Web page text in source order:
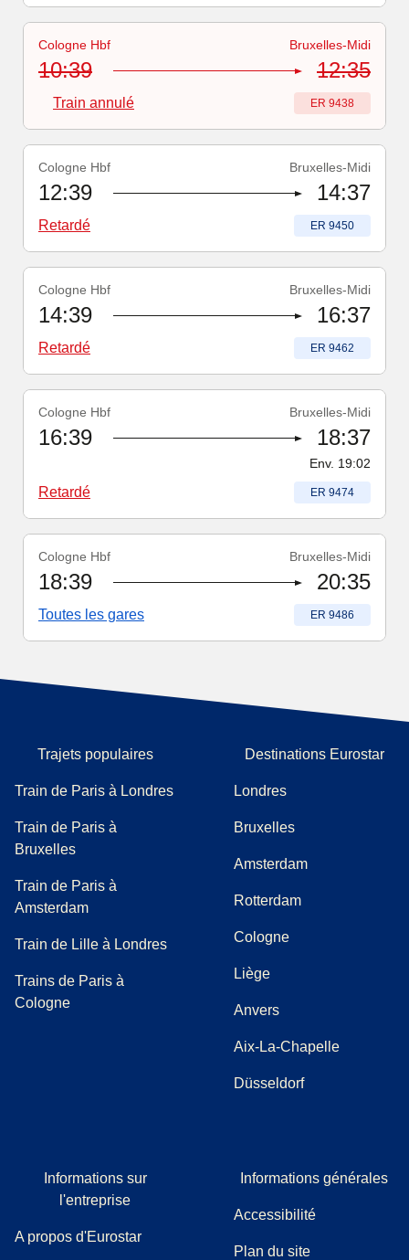
Numéro du train:
Train annulé
Cologne Hbf Bruxelles-Midi
10:39 12:35
Train annulé Numéro du train
ER 9438
Numéro du train:
Retardé
Cologne Hbf Bruxelles-Midi
12:39 14:37
Retardé Numéro du train
ER 9450
Numéro du train:
Retardé
Cologne Hbf Bruxelles-Midi
14:39 16:37
Retardé Numéro du train
ER 9462
Numéro du train:
Retardé
Cologne Hbf Bruxelles-Midi
16:39 18:37
Env. 19:02
Retardé Numéro du train
ER 9474
Numéro du train:
Cologne Hbf Bruxelles-Midi
18:39 20:35
Toutes les gares Numéro du train
ER 9486
Trajets populaires
Train de Paris à Londres
Train de Paris à
Bruxelles
Train de Paris à
Amsterdam
Train de Lille à Londres
Trains de Paris à
Cologne
Destinations Eurostar
Londres
Bruxelles
Amsterdam
Rotterdam
Cologne
Liège
Anvers
Aix-La-Chapelle
Düsseldorf
Informations sur
l'entreprise
A propos d'Eurostar
Informations générales
Accessibilité
Plan du site